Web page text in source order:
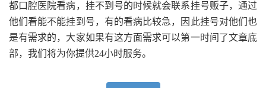
都口腔医院看病，挂不到号的时候就会联系挂号贩子，通过
他们看能不能挂到号，有的看病比较急，因此挂号对他们也
是有需求的，大家如果有这方面需求可以第一时间了文章底
部，我们将为你提供24小时服务。